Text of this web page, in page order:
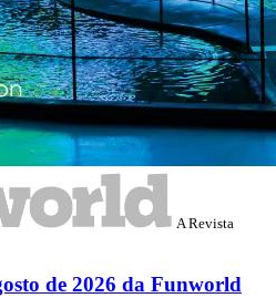
A Revista
de 2026 da Funworld